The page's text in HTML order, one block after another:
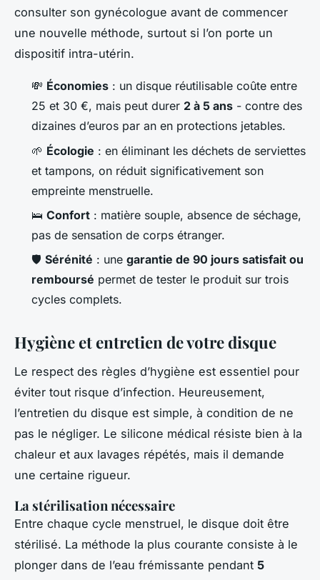
consulter son gynécologue avant de commencer
une nouvelle méthode, surtout si l’on porte un
dispositif intra-utérin.
💸 Économies : un disque réutilisable coûte entre
25 et 30 €, mais peut durer 2 à 5 ans - contre des
dizaines d’euros par an en protections jetables.
🌱 Écologie : en éliminant les déchets de serviettes
et tampons, on réduit significativement son
empreinte menstruelle.
🛌 Confort : matière souple, absence de séchage,
pas de sensation de corps étranger.
🛡️ Sérénité : une garantie de 90 jours satisfait ou
remboursé permet de tester le produit sur trois
cycles complets.
Hygiène et entretien de votre disque
Le respect des règles d’hygiène est essentiel pour
éviter tout risque d’infection. Heureusement,
l’entretien du disque est simple, à condition de ne
pas le négliger. Le silicone médical résiste bien à la
chaleur et aux lavages répétés, mais il demande
une certaine rigueur.
La stérilisation nécessaire
Entre chaque cycle menstruel, le disque doit être
stérilisé. La méthode la plus courante consiste à le
plonger dans de l’eau frémissante pendant 5